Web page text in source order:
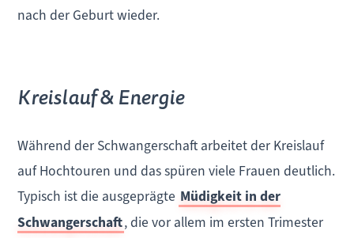
nach der Geburt wieder.
Kreislauf & Energie
Während der Schwangerschaft arbeitet der Kreislauf
auf Hochtouren und das spüren viele Frauen deutlich.
Typisch ist die ausgeprägte Müdigkeit in der
Schwangerschaft, die vor allem im ersten Trimester